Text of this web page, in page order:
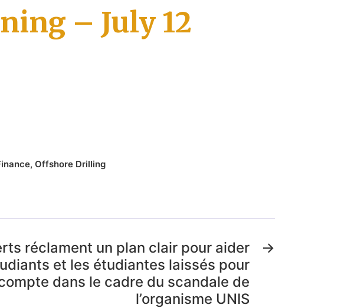
– July 12
, Offshore Drilling
→
réclament un plan clair pour aider
et les étudiantes laissés pour
dans le cadre du scandale de
l’organisme UNIS